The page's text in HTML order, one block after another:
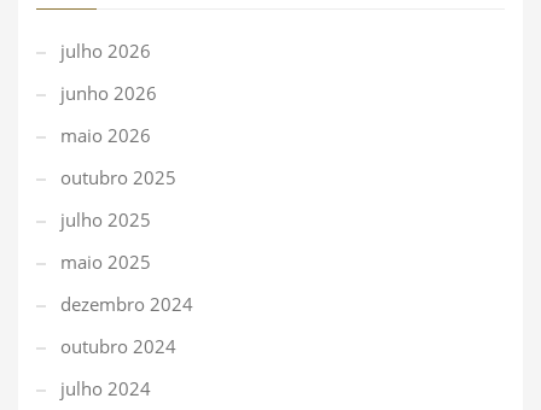
julho 2026
junho 2026
maio 2026
outubro 2025
julho 2025
maio 2025
dezembro 2024
outubro 2024
julho 2024